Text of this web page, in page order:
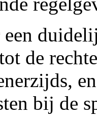
de
bij de